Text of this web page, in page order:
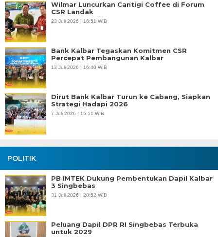
Wilmar Luncurkan Cantigi Coffee di Forum
CSR Landak
23 Juli 2026 | 16:51 WIB
Bank Kalbar Tegaskan Komitmen CSR
Percepat Pembangunan Kalbar
13 Juli 2026 | 16:40 WIB
Dirut Bank Kalbar Turun ke Cabang, Siapkan
Strategi Hadapi 2026
7 Juli 2026 | 15:51 WIB
POLITIK
PB IMTEK Dukung Pembentukan Dapil Kalbar
3 Singbebas
31 Juli 2026 | 20:52 WIB
Peluang Dapil DPR RI Singbebas Terbuka
untuk 2029